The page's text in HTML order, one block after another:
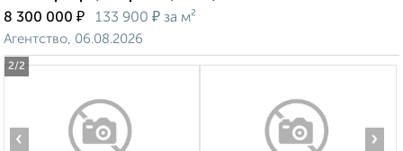
2/2
8 300 000 ₽ 133 900 ₽ за м²
Агентство, 06.08.2026
‹ ›